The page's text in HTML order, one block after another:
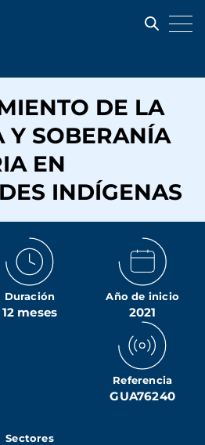
DE LA
Y SOBERANÍA
EN
INDÍGENAS
Duración
12 meses
Año de inicio
2021
Referencia
GUA76240
Sectores